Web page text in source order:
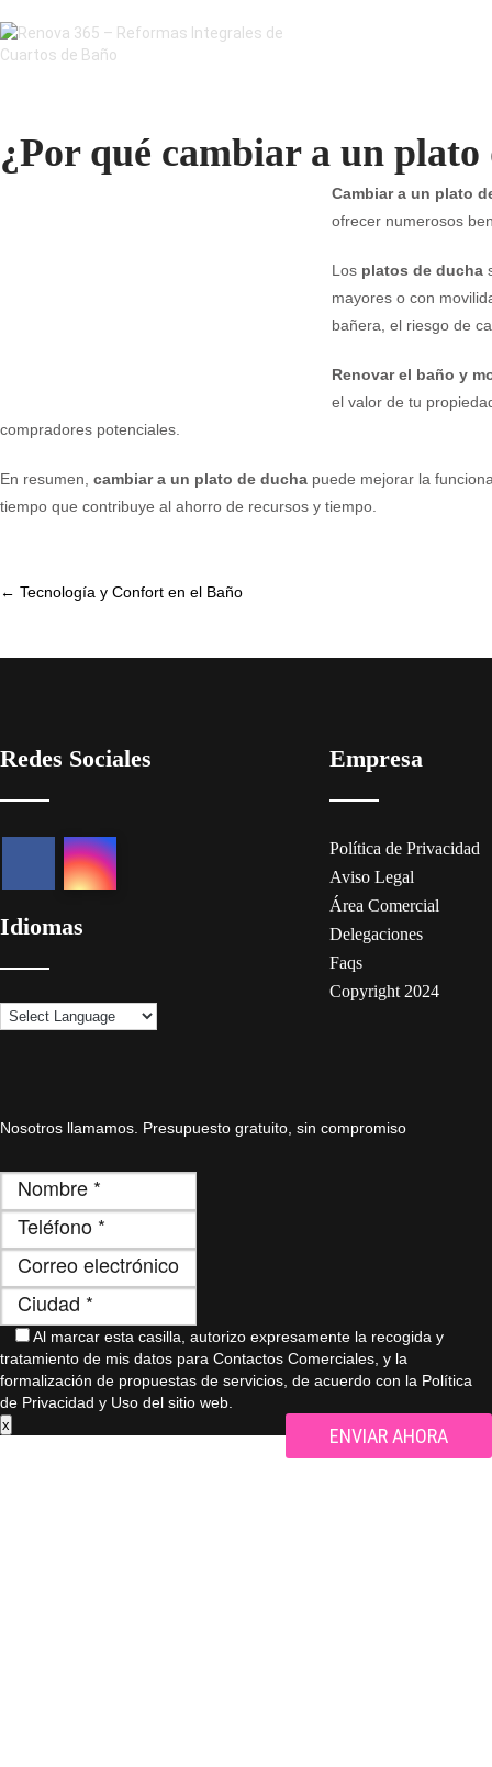
¿Por qué cambiar a un plato
Cambiar a un plato
ofrecer numerosos
Los platos de ducha
mayores o con
bañera, el riesgo de
Renovar el baño y
el valor de tu
compradores potenciales.
En resumen, cambiar a un plato de ducha puede mejorar la
tiempo que contribuye al ahorro de recursos y tiempo.
Post
← Tecnología y Confort en el Baño
Redes Sociales
Idiomas
Empresa
Política de Privacidad
Aviso Legal
Área Comercial
Delegaciones
Faqs
Copyright 2024
Nosotros llamamos. Presupuesto gratuito, sin compromiso
Al marcar esta casilla, autorizo ​​expresamente la recogida y
tratamiento de mis datos para Contactos Comerciales, y la
formalización de propuestas de servicios, de acuerdo con la Política
de Privacidad y Uso del sitio web.
x